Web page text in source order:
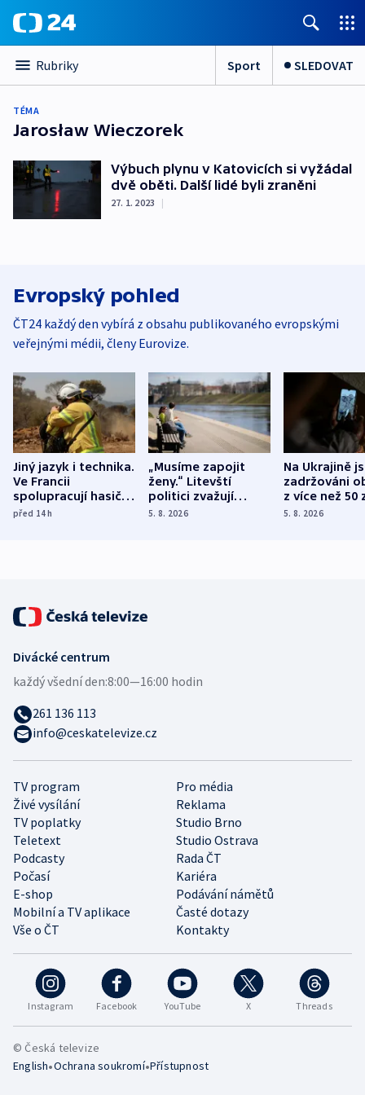
Rubriky Sport SLEDOVAT
TÉMA
Jarosław Wieczorek
Výbuch plynu v Katovicích si vyžádal
dvě oběti. Další lidé byli zraněni
27. 1. 2023 |
Evropský pohled
ČT24 každý den vybírá z obsahu publikovaného evropskými
veřejnými médii, členy Eurovize.
Jiný jazyk i technika.
Ve Francii
spolupracují hasiči z
různých zemí
před 14h
„Musíme zapojit
ženy.“ Litevští
politici zvažují
dohodu o
5. 8. 2026
Na Ukrajině
zadržováni
z více než 50
Bojovali na
5. 8. 2026
Instagram Facebook YouTube X Threads
TV program
Pro média
Živé vysílání
Reklama
TV poplatky
Studio Brno
Teletext
Studio Ostrava
Podcasty
Rada ČT
Počasí
Kariéra
E-shop
Podávání námětů
Mobilní a TV aplikace
Časté dotazy
Vše o ČT
Kontakty
Divácké centrum
každý všední den:8:00—16:00 hodin
261 136 113
info@ceskatelevize.cz
© Česká televize
English•Ochrana soukromí•Přístupnost